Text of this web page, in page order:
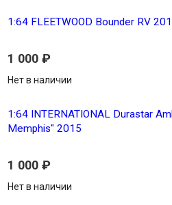
1:64 FLEETWOOD Bounder RV
1 000 ₽
Нет в наличии
1:64 INTERNATIONAL Durastar
Memphis" 2015
1 000 ₽
Нет в наличии